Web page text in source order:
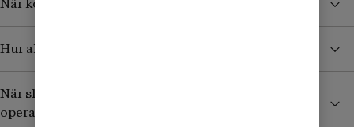
När kommer mitt nya SIM-kort?
Hur aktiverar jag eSIM?
När slutar mitt gamla SIM-kort hos den gamla
operatören att fungera?